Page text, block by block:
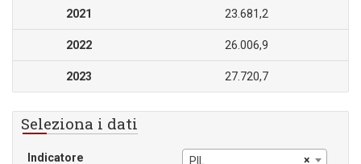
2021 23.681,2
2022 26.006,9
2023 27.720,7
Seleziona i dati
Indicatore ×
PIL